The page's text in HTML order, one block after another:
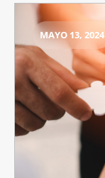
MAYO 13, 2024